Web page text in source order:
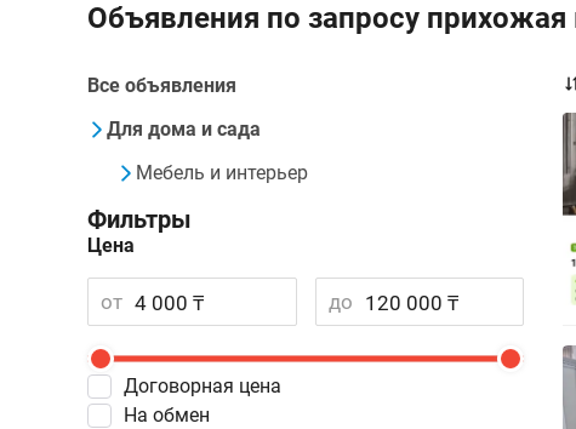
Объявления по запросу прихожая
Все объявления
Для дома и сада
Мебель и интерьер
Фильтры
Цена
от до
Договорная цена
На обмен